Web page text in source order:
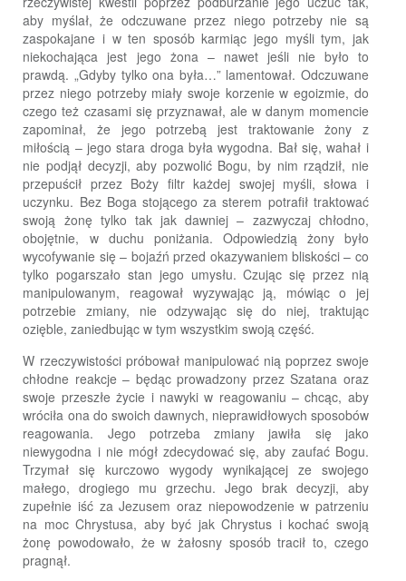
aby myślał, że odczuwane przez niego potrzeby nie są
zaspokajane i w ten sposób karmiąc jego myśli tym, jak
niekochająca jest jego żona – nawet jeśli nie było to
prawdą. „Gdyby tylko ona była…” lamentował. Odczuwane
przez niego potrzeby miały swoje korzenie w egoizmie, do
czego też czasami się przyznawał, ale w danym momencie
zapominał, że jego potrzebą jest traktowanie żony z
miłością – jego stara droga była wygodna. Bał się, wahał i
nie podjął decyzji, aby pozwolić Bogu, by nim rządził, nie
przepuścił przez Boży filtr każdej swojej myśli, słowa i
uczynku. Bez Boga stojącego za sterem potrafił traktować
swoją żonę tylko tak jak dawniej – zazwyczaj chłodno,
obojętnie, w duchu poniżania. Odpowiedzią żony było
wycofywanie się – bojaźń przed okazywaniem bliskości – co
tylko pogarszało stan jego umysłu. Czując się przez nią
manipulowanym, reagował wyzywając ją, mówiąc o jej
potrzebie zmiany, nie odzywając się do niej, traktując
ozięble, zaniedbując w tym wszystkim swoją część.
W rzeczywistości próbował manipulować nią poprzez swoje
chłodne reakcje – będąc prowadzony przez Szatana oraz
swoje przeszłe życie i nawyki w reagowaniu – chcąc, aby
wróciła ona do swoich dawnych, nieprawidłowych sposobów
reagowania. Jego potrzeba zmiany jawiła się jako
niewygodna i nie mógł zdecydować się, aby zaufać Bogu.
Trzymał się kurczowo wygody wynikającej ze swojego
małego, drogiego mu grzechu. Jego brak decyzji, aby
zupełnie iść za Jezusem oraz niepowodzenie w patrzeniu
na moc Chrystusa, aby być jak Chrystus i kochać swoją
żonę powodowało, że w żałosny sposób tracił to, czego
pragnął.